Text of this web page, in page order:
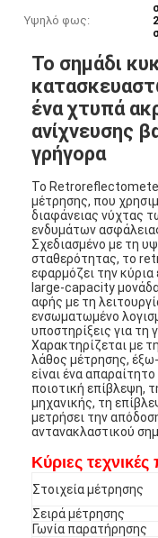
Υψηλό φως:
Το σημάδι
ένα χτυπά
ανίχνευσης
γρήγορα
Το Retroreflectometer
μέτρησης, που
διαφάνειας νύχτας
ενδυμάτων
Σχεδιασμένο με τη
σταθερότητας, το
εφαρμόζει την
large-capacity
αφής με τη
ενσωματωμένο
υποστηρίξεις για τη
Χαρακτηρίζεται με
λάθος μέτρησης,
είναι ένα
ποιοτική επίβλεψη,
μηχανικής, τη
μετρήσει την
αντανακλαστικού
Κύριες
Στοιχεία μέτρησης
Σειρά μέτρησης
Γωνία παρατήρησης